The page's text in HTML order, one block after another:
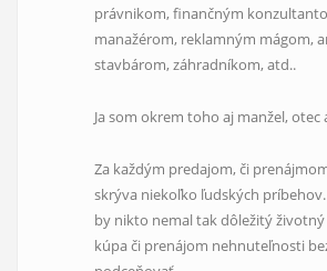
právnikom, finančným
manažérom, reklamným mágom,
stavbárom, záhradníkom, atd..
Ja som okrem toho aj manžel, otec
Za každým predajom, či
skrýva niekoľko ľudských
by nikto nemal tak dôležitý
kúpa či prenájom nehnuteľnosti